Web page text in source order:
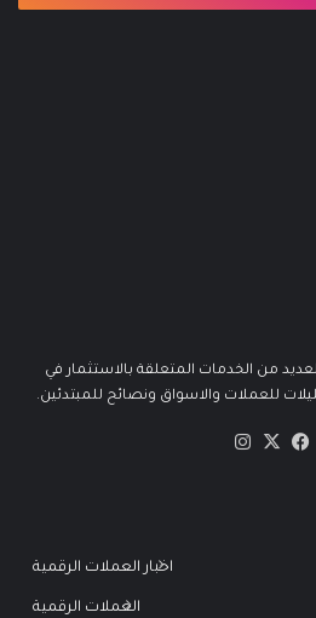
من الخدمات المتعلقة بالاستثمار في
للعملات والاسواق ونصائح للمبتدئين.
فيسبوك
‫X
اخبار العملات الرقمية
العملات الرقمية